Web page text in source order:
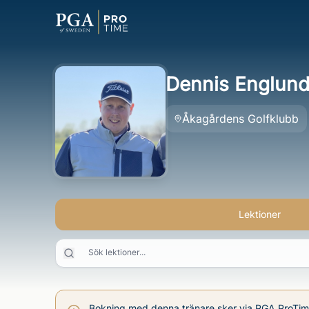
Dennis Englund
Åkagårdens Golfklubb
Lektioner
Sök lektioner...